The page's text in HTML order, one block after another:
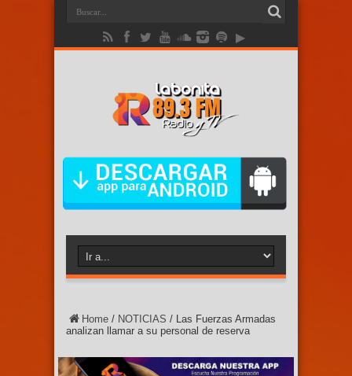
Home / NOTICIAS / Las Fuerzas Armadas
analizan llamar a su personal de reserva